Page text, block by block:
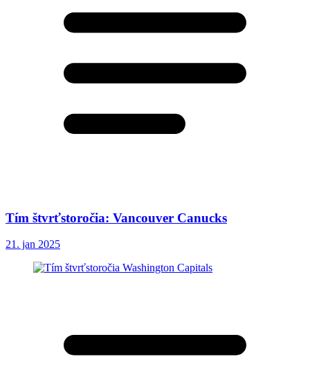
Tím štvrťstoročia: Vancouver Canucks
21. jan 2025